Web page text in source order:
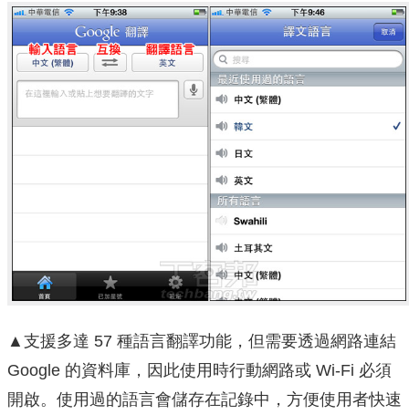
▲支援多達 57 種語言翻譯功能，但需要透過網路連結
Google 的資料庫，因此使用時行動網路或 Wi-Fi 必須
開啟。使用過的語言會儲存在記錄中，方便使用者快速